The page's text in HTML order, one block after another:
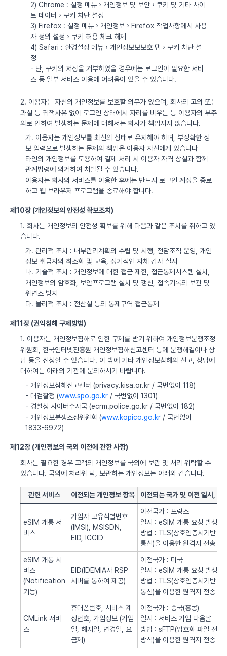
2) Chrome : 설정 메뉴 › 개인정보 및 보안 › 쿠키 및 기타 사이
트 데이터 › 쿠키 차단 설정
3) Firefox : 설정 메뉴 › 개인정보 › Firefox 작업사항에서 사용
자 정의 설정 › 쿠키 허용 체크 해제
4) Safari : 환경설정 메뉴 › 개인정보보보호 탭 › 쿠키 차단 설
정
- 단, 쿠키의 저장을 거부하였을 경우에는 로그인이 필요한 서비
스 등 일부 서비스 이용에 어려움이 있을 수 있습니다.
2. 이용자는 자신의 개인정보를 보호할 의무가 있으며, 회사의 고의 또는
과실 등 귀책사유 없이 로그인 상태에서 자리를 비우는 등 이용자의 부주
의로 인하여 발생하는 문제에 대해서는 회사가 책임지지 않습니다.
가. 이용자는 개인정보를 최신의 상태로 유지해야 하며, 부정확한 정
보 입력으로 발생하는 문제의 책임은 이용자 자신에게 있습니다
타인의 개인정보를 도용하여 결제 처리 시 이용자 자격 상실과 함께
관계법령에 의거하여 처벌될 수 있습니다.
이용자는 회사의 서비스를 이용한 후에는 반드시 로그인 계정을 종료
하고 웹 브라우저 프로그램을 종료해야 합니다.
제10장 (개인정보의 안전성 확보조치)
1. 회사는 개인정보의 안전성 확보를 위해 다음과 같은 조치를 취하고 있
습니다.
가. 관리적 조치 : 내부관리계획의 수립 및 시행, 전담조직 운영, 개인
정보 취급자의 최소화 및 교육, 정기적인 자체 감사 실시
나. 기술적 조치 : 개인정보에 대한 접근 제한, 접근통제시스템 설치,
개인정보의 암호화, 보안프로그램 설치 및 갱신, 접속기록의 보관 및
위변조 방지
다. 물리적 조치 : 전산실 등의 통제구역 접근통제
제11장 (권익침해 구제방법)
1. 이용자는 개인정보침해로 인한 구제를 받기 위하여 개인정보분쟁조정
위원회, 한국인터넷진흥원 개인정보침해신고센터 등에 분쟁해결이나 상
담 등을 신청할 수 있습니다. 이 밖에 기타 개인정보침해의 신고, 상담에
대하여는 아래의 기관에 문의하시기 바랍니다.
- 개인정보침해신고센터 (privacy.kisa.or.kr / 국번없이 118)
- 대검찰청 (www.spo.go.kr / 국번없이 1301)
- 경찰청 사이버수사국 (ecrm.police.go.kr / 국번없이 182)
- 개인정보분쟁조정위원회 (www.kopico.go.kr / 국번없이
1833-6972)
제12장 (개인정보의 국외 이전에 관한 사항)
회사는 필요한 경우 고객의 개인정보를 국외에 보관 및 처리 위탁할 수
있습니다. 국외에 처리위 탁, 보관하는 개인정보는 아래와 같습니다.
관련 서비스 이전되는 개인정보 항목 이전되는 국가 및 이전 일시, 방
eSIM 개통 서
비스
가입자 고유식별번호
(IMSI), MSISDN,
EID, ICCID
이전국가 : 프랑스
일시 : eSIM 개통 요청 발생시
방법 : TLS(상호인증서기반
통신)을 이용한 원격지 전송
eSIM 개통 서
비스
(Notification
기능)
EID(IDEMIA사 RSP
서버를 통하여 제공)
이전국가 : 미국
일시 : eSIM 개통 요청 발생시
방법 : TLS(상호인증서기반
통신)을 이용한 원격지 전송
CMLink 서비
스
휴대폰번호, 서비스 계
정번호, 가입정보 (가입
일, 해지일, 변경일, 요
금제)
이전국가 : 중국(홍콩)
일시 : 서비스 가입 다음날
방법 : sFTP(암호화 파일 전송
방식)을 이용한 원격지 전송